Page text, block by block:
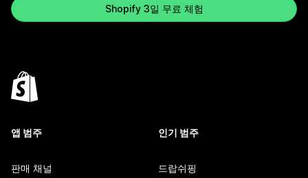
Shopify 3일 무료 체험
앱 범주
판매 채널
인기 범주
드랍쉬핑